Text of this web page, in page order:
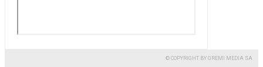
© COPYRIGHT BY GREMI MEDIA SA